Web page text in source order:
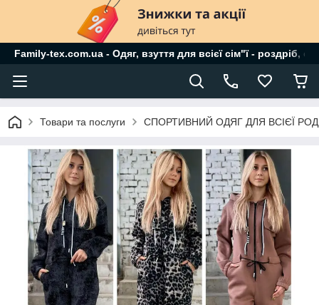
Family-tex.com.ua - Одяг, взуття для всієї сім"ї - роздріб,
Товари та послуги СПОРТИВНИЙ ОДЯГ ДЛЯ ВСІЄЇ